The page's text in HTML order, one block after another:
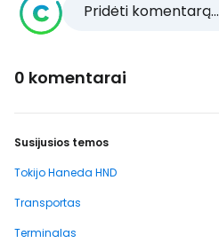
Pridėti komentarą...
0 komentarai
Susijusios temos
Tokijo Haneda HND
Transportas
Terminalas